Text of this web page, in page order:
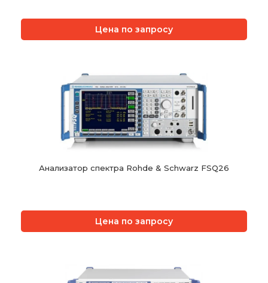
Цена по запросу
Анализатор спектра Rohde & Schwarz FSQ26
Цена по запросу